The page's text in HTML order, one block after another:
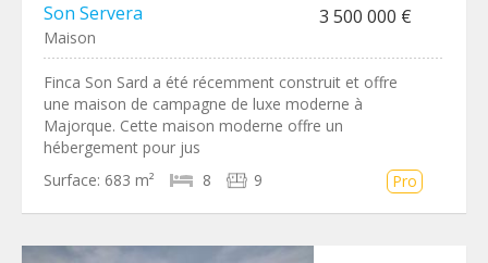
Son Servera 3 500 000 €
Maison
Finca Son Sard a été récemment construit et offre
une maison de campagne de luxe moderne à
Majorque. Cette maison moderne offre un
hébergement pour jus
Surface: 683 m² 8 9 Pro